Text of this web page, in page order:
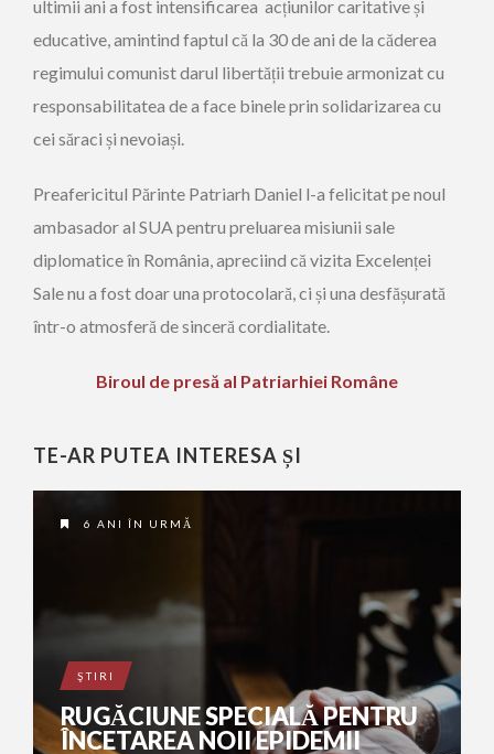
ultimii ani a fost intensificarea acțiunilor caritative și
educative, amintind faptul că la 30 de ani de la căderea
regimului comunist darul libertății trebuie armonizat cu
responsabilitatea de a face binele prin solidarizarea cu
cei săraci și nevoiași.
Preafericitul Părinte Patriarh Daniel l-a felicitat pe noul
ambasador al SUA pentru preluarea misiunii sale
diplomatice în România, apreciind că vizita Excelenței
Sale nu a fost doar una protocolară, ci și una desfășurată
într-o atmosferă de sinceră cordialitate.
Biroul de presă al Patriarhiei Române
TE-AR PUTEA INTERESA ȘI
6 ANI ÎN URMĂ
ŞTIRI
RUGĂCIUNE SPECIALĂ PENTRU
ÎNCETAREA NOII EPIDEMII